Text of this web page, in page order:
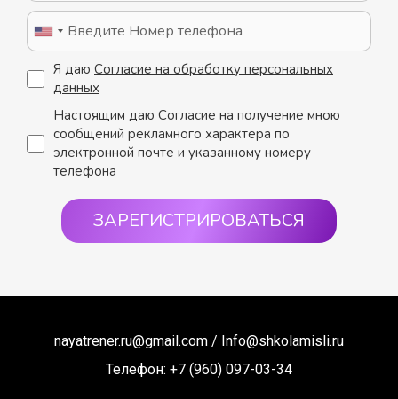
Я даю Согласие на обработку персональных
данных
Настоящим даю Согласие на получение мною
сообщений рекламного характера по
электронной почте и указанному номеру
телефона
ЗАРЕГИСТРИРОВАТЬСЯ
nayatrener.ru@gmail.com / Info@shkolamisli.ru
Телефон: +7 (960) 097-03-34